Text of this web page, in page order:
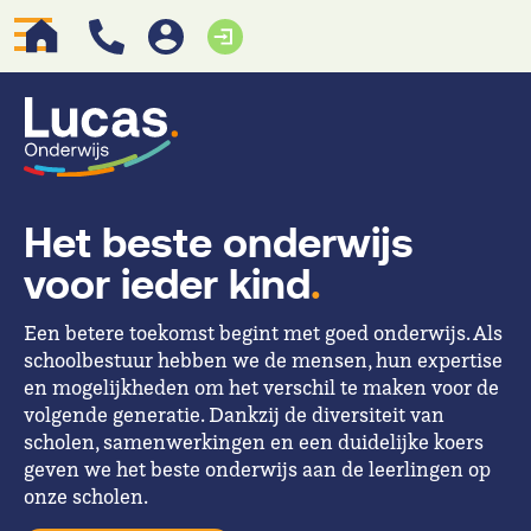
Het beste onderwijs
voor ieder kind.
Een betere toekomst begint met goed onderwijs. Als
schoolbestuur hebben we de mensen, hun expertise
en mogelijkheden om het verschil te maken voor de
volgende generatie. Dankzij de diversiteit van
scholen, samenwerkingen en een duidelijke koers
geven we het beste onderwijs aan de leerlingen op
onze scholen.